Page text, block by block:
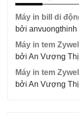
Máy in bill di
bởi anvuongthinh
Máy in tem
bởi An Vượng
Máy in tem
bởi An Vượng